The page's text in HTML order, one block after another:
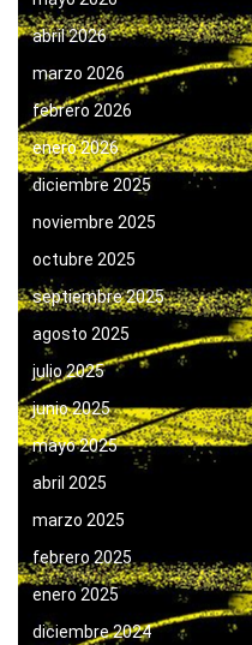
abril 2026
marzo 2026
febrero 2026
enero 2026
diciembre 2025
noviembre 2025
octubre 2025
septiembre 2025
agosto 2025
julio 2025
junio 2025
mayo 2025
abril 2025
marzo 2025
febrero 2025
enero 2025
diciembre 2024